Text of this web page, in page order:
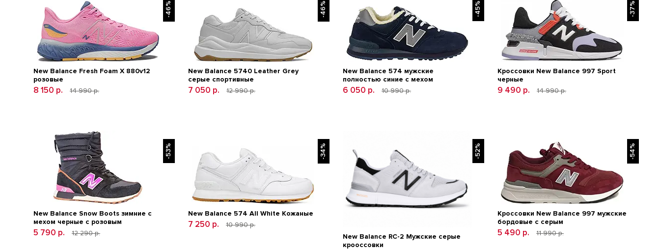
-46%
New Balance Fresh Foam X 880v12
розовые
8 150 р. 14 990 р.
-46%
New Balance 5740 Leather Grey
серые спортивные
7 050 р. 12 990 р.
-45%
New Balance 574 мужские
полностью синие с мехом
6 050 р. 10 990 р.
-37%
Кроссовки New Balance 997 Sport
черные
9 490 р. 14 990 р.
-53%
New Balance Snow Boots зимние с
мехом черные с розовым
5 790 р. 12 290 р.
-34%
New Balance 574 All White Кожаные
7 250 р. 10 990 р.
-52%
New Balance RC-2 Мужские серые
крооссовки
-54%
Кроссовки New Balance 997 мужские
бордовые с серым
5 490 р. 11 990 р.